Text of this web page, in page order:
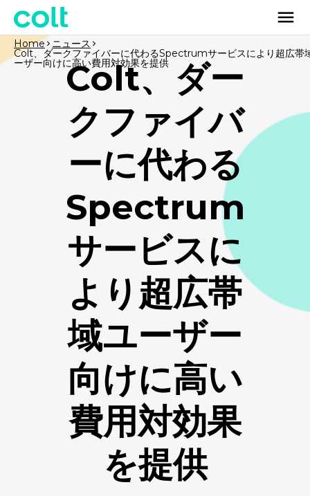
Colt、ダー
クファイバ
ーに代わる
Spectrum
サービスに
より超広帯
域ユーザー
向けに高い
費用対効果
を提供
Home ニュース
Colt、ダークファイバーに代わるSpectrumサービスにより超広帯
ーザー向けに高い費用対効果を提供